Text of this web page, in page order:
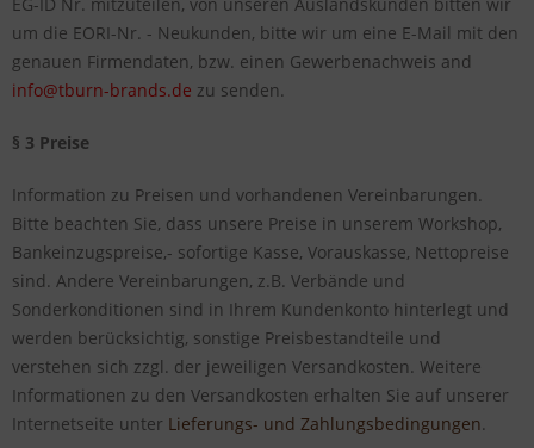
um die EORI-Nr. - Neukunden, bitte wir um eine E-Mail mit den
genauen Firmendaten, bzw. einen Gewerbenachweis and
info@tburn-brands.de zu senden.
§ 3 Preise
Information zu Preisen und vorhandenen Vereinbarungen.
Bitte beachten Sie, dass unsere Preise in unserem Workshop,
Bankeinzugspreise,- sofortige Kasse, Vorauskasse, Nettopreise
sind. Andere Vereinbarungen, z.B. Verbände und
Sonderkonditionen sind in Ihrem Kundenkonto hinterlegt und
werden berücksichtig, sonstige Preisbestandteile und
verstehen sich zzgl. der jeweiligen Versandkosten. Weitere
Informationen zu den Versandkosten erhalten Sie auf unserer
Internetseite unter Lieferungs- und Zahlungsbedingungen.